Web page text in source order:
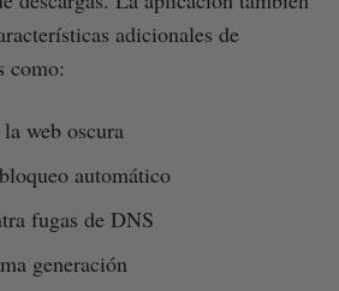
adicionales de
como:
web oscura
automático
fugas de DNS
generación